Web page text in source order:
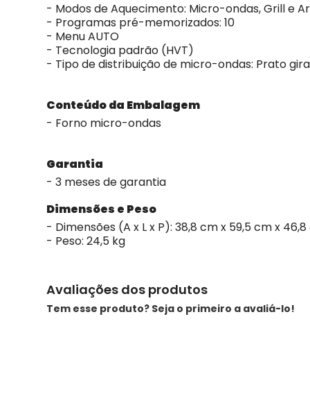
- Modos de Aquecimento: Micro-ondas, Grill e
- Programas pré-memorizados: 10
- Menu AUTO
- Tecnologia padrão (HVT)
- Tipo de distribuição de micro-ondas: Prato
Conteúdo da Embalagem
- Forno micro-ondas
Garantia
- 3 meses de garantia
Dimensões e Peso
- Dimensões (A x L x P): 38,8 cm x 59,5 cm x
- Peso: 24,5 kg
Avaliações dos produtos
Tem esse produto? Seja o primeiro a avaliá-lo!